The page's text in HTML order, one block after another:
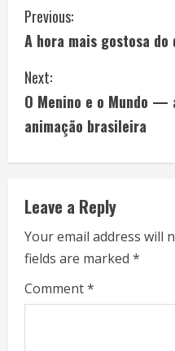
C
o
n
t
i
n
u
e
R
Previous:
A hora mais gostosa do
Next:
O Menino e o Mundo —
animação brasileira
Leave a Reply
Your email address will
fields are marked *
Comment*